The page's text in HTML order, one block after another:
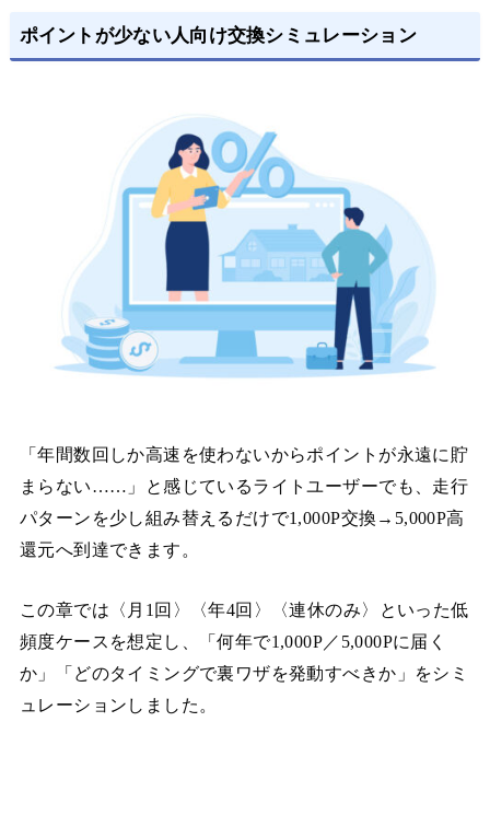
ポイントが少ない人向け交換シミュレーション
「年間数回しか高速を使わないからポイントが永遠に貯
まらない……」と感じているライトユーザーでも、走行
パターンを少し組み替えるだけで1,000P交換→5,000P高
還元へ到達できます。
この章では〈月1回〉〈年4回〉〈連休のみ〉といった低
頻度ケースを想定し、「何年で1,000P／5,000Pに届く
か」「どのタイミングで裏ワザを発動すべきか」をシミ
ュレーションしました。